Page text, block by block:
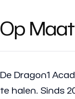
Op
De Dragon1
te halen. Sinds